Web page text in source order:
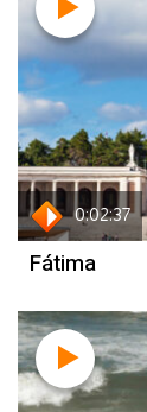
0:02:37
Fátima